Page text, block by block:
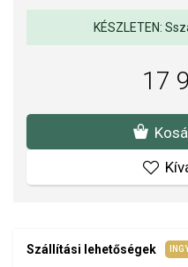
KÉSZLETEN:
17
Szállítási lehetőségek